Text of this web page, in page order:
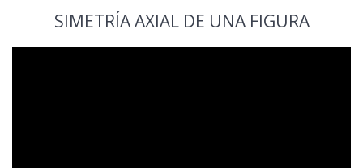
SIMETRÍA AXIAL DE UNA FIGURA